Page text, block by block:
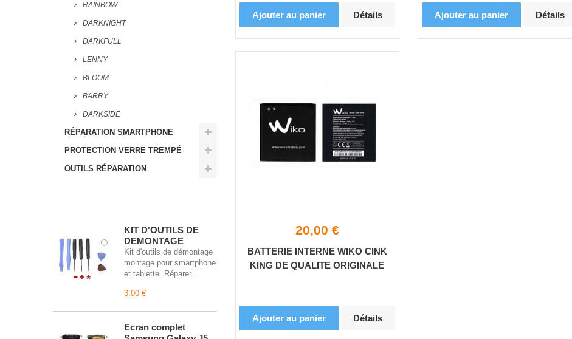
RAINBOW
DARKNIGHT
DARKFULL
LENNY
BLOOM
BARRY
DARKSIDE
RÉPARATION SMARTPHONE
PROTECTION VERRE TREMPÉ
OUTILS RÉPARATION
KIT D'OUTILS DE
DEMONTAGE
Kit d'outils de démontage
montage pour smartphone
et tablette. Réparer...
3,00 €
Écran complet
Ajouter au panier Détails Ajouter au panier Détails
20,00 €
BATTERIE INTERNE WIKO CINK
KING DE QUALITE ORIGINALE
Ajouter au panier Détails